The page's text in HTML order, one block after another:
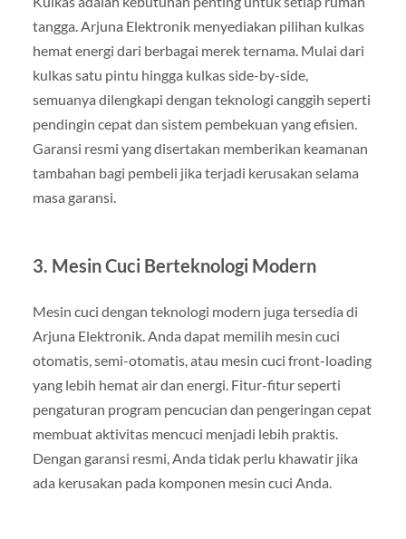
tangga. Arjuna Elektronik menyediakan pilihan kulkas
hemat energi dari berbagai merek ternama. Mulai dari
kulkas satu pintu hingga kulkas side-by-side,
semuanya dilengkapi dengan teknologi canggih seperti
pendingin cepat dan sistem pembekuan yang efisien.
Garansi resmi yang disertakan memberikan keamanan
tambahan bagi pembeli jika terjadi kerusakan selama
masa garansi.
3. Mesin Cuci Berteknologi Modern
Mesin cuci dengan teknologi modern juga tersedia di
Arjuna Elektronik. Anda dapat memilih mesin cuci
otomatis, semi-otomatis, atau mesin cuci front-loading
yang lebih hemat air dan energi. Fitur-fitur seperti
pengaturan program pencucian dan pengeringan cepat
membuat aktivitas mencuci menjadi lebih praktis.
Dengan garansi resmi, Anda tidak perlu khawatir jika
ada kerusakan pada komponen mesin cuci Anda.